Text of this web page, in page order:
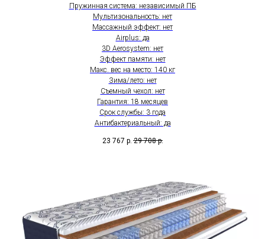
Пружинная система: независимый ПБ
Мультизональность: нет
Массажный эффект: нет
Airplus: да
3D Aerosystem: нет
Эффект памяти: нет
Макс. вес на место: 140 кг
Зима/лето: нет
Съемный чехол: нет
Гарантия: 18 месяцев
Срок службы: 3 года
Антибактериальный: да
23 767 р. 29 708 р.